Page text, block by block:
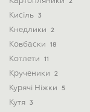
2
Кисіль 3
Кнедлики 2
Ковбаски 18
Котлети 11
Крученики 2
Курячі Ніжки 5
Кутя 3